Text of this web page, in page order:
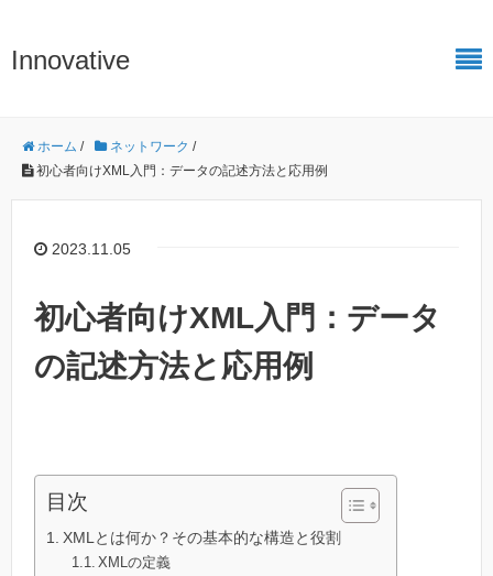
Innovative
ホーム / ネットワーク /
初心者向けXML入門：データの記述方法と応用例
2023.11.05
初心者向けXML入門：データ
の記述方法と応用例
目次
XMLとは何か？その基本的な構造と役割
XMLの定義